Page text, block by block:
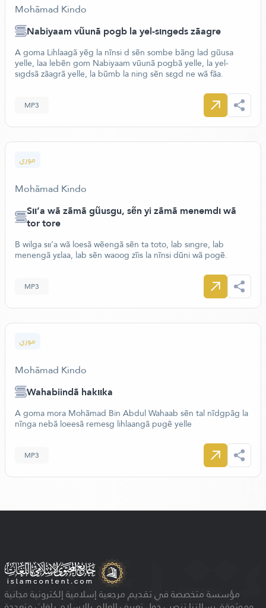
Mohãmad Kindo
Nabiyaam vũunã pogb la yel-sιngeds zãagre
A goma Lihlaagã yẽg la nĩnsi d sẽn sombe bãng lad gũusa
yelle, laa lebẽn gom Nabiyaam vũunã pogbã yelle, la yel-
sιgdsã zãagrã yelle, la bũmb la ning sẽn sεgd ne wã fãa.
MP3
موري
Mohãmad Kindo
Sιι’a wã zãmã gũusgu, sẽn yi zãmã menemdι wã
tor tore
B wilga sιι’a wã loesã wẽengã sẽn ta toto, lab sιngre, lab
menengã yεlaa, lab sẽn waoog zĩis la nĩnsi dũni wã pogẽ.
MP3
موري
Mohãmad Kindo
Wahabiindã hakιιka
A goma mora Mohãmad Bin Abdul Wahaab sẽn tal nĩdgpãg la
nĩnga nebã loeesã remesg lihlaangã pʋgẽ yelle
MP3
مؤسسة متخصصة في تقديم مرجعية إسلامية إلكترونية مجانية